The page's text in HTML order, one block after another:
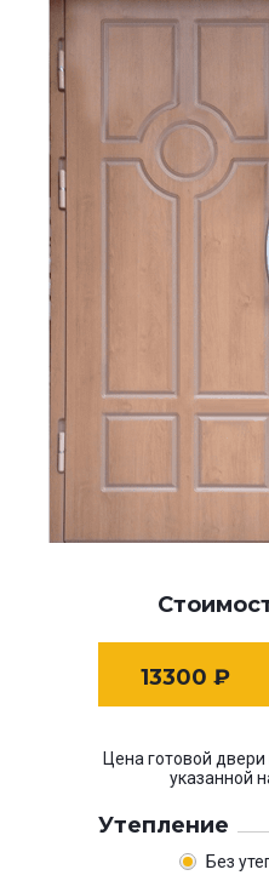
13300 ₽
Цена готовой
указанной
Утепление
Без